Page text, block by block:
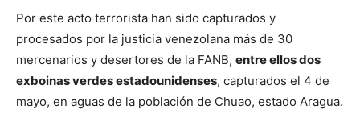
Por este acto terrorista han sido capturados y
procesados por la justicia venezolana más de 30
mercenarios y desertores de la FANB, entre ellos dos
exboinas verdes estadounidenses, capturados el 4 de
mayo, en aguas de la población de Chuao, estado Aragua.